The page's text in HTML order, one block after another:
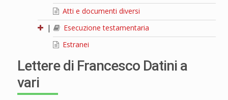
Atti e documenti diversi
|
Esecuzione testamentaria
Estranei
Lettere di Francesco Datini a
vari